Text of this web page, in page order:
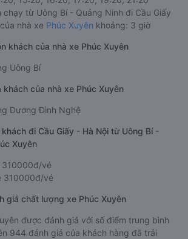
chạy từ Uông Bí - Quảng Ninh đi Cầu Giấy
nhà xe Phúc Xuyên khoảng: 3 giờ
khách của nhà xe Phúc Xuyên
Uông Bí
khách của nhà xe Phúc Xuyên
Dương Đình Nghệ
đi Cầu Giấy - Hà Nội từ Uông Bí -
Xuyên
310000đ/vé
310000đ/vé
giá chất lượng xe Phúc Xuyên
được đánh giá với số điểm trung bình
944 đánh giá của khách hàng đã trải